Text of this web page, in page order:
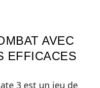
AVEC
EFFICACES
3 est un jeu de